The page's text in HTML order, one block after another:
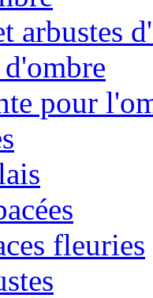
arbustes
pour
fleuries